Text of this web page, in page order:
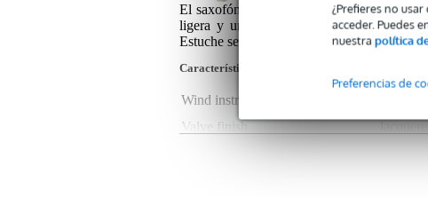
¿Prefieres no
acceder. Puedes
nuestra política
Preferencias de
El saxofón alto Yamaha YAS-280S, que
ligera y una durabilidad mejorada, hace
Estuche semiduro Yamaha ASC-200EII
Características del producto
Wind instrument finish
Valve finish